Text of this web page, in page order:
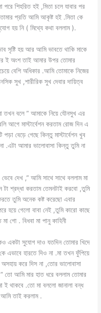
শিহরিত হই ,মিতা চলে যাবার পর
প্রতি আমি আকৃষ্ট হই .মিতা কে
হয় নি ( মিথ্যে কথা বললাম ).
সৃষ্টি হয় আর আমি ভাবতে থাকি মাকে
ই অংশ তাই আমার উপর তোমার
বেশি অধিকার .আমি তোমাকে নিজের
সুখ ,শারীরিক সুখ দেবার দায়িত্ব
তখন বলে ” আমাকে নিয়ে যৌনসুখ এর
আগে মাস্টার্বেশন করতাম রোজ দিন এ
বেড়ে গেছে কিন্তু মাস্টার্বেশন খুব
.এটা আমার ভালোবাসা কিন্তু তুমি না
দেখ ,” আমি সাথে সাথে বললাম মা
শ্রদ্ধা করতাম তেমনটাই করবো ,তুমি
তুমি অনেক কষ্ট করেছো এবার
হয়ে গেলো বাবা নেই ,তুমি কারো কাছে
. বিধবা মা পানু কাহিনী
একটা সুযোগ দাও যতদিন তোমার খিদে
হারতে দিও না .মা তখন ফুঁপিয়ে
করে দিস না ,তোর ভালোবাসা
তো আমি মার হাত ধরে বললাম তোমার
ই থাকবে .তো মা বললো জানালা বন্ধ
তাই করলাম .